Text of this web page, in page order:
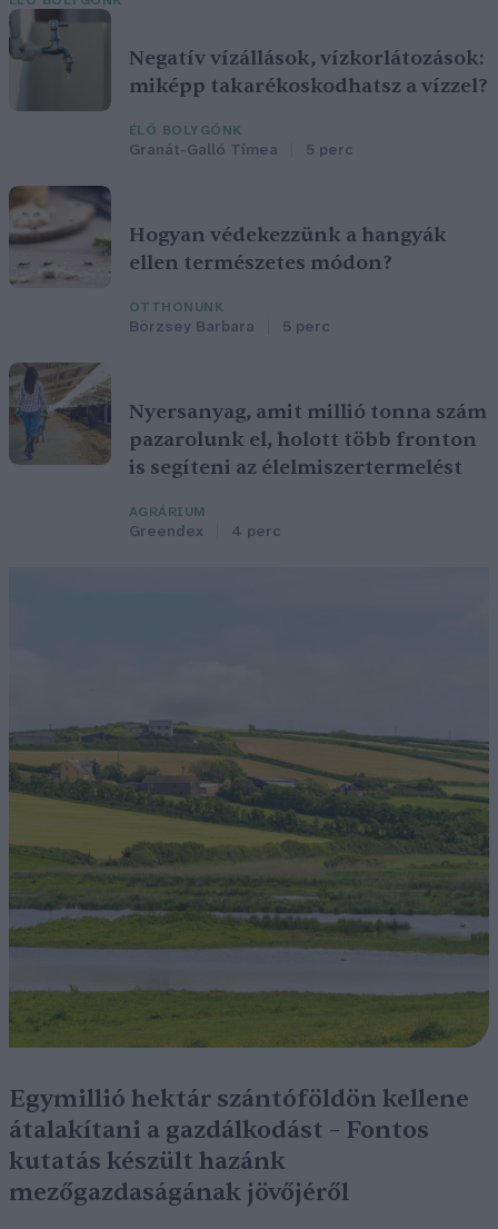
Negatív vízállások, vízkorlátozások:
miképp takarékoskodhatsz a vízzel?
ÉLŐ BOLYGÓNK
Granát-Galló Tímea 5 perc
Hogyan védekezzünk a hangyák
ellen természetes módon?
OTTHONUNK
Börzsey Barbara 5 perc
Nyersanyag, amit millió tonna szám
pazarolunk el, holott több fronton
is segíteni az élelmiszertermelést
AGRÁRIUM
Greendex 4 perc
Egymillió hektár szántóföldön kellene
átalakítani a gazdálkodást – Fontos
kutatás készült hazánk
mezőgazdaságának jövőjéről